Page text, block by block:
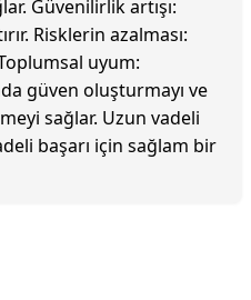
Güvenilirlik artışı:
Risklerin azalması:
uyum:
güven oluşturmayı ve
sağlar. Uzun vadeli
başarı için sağlam bir